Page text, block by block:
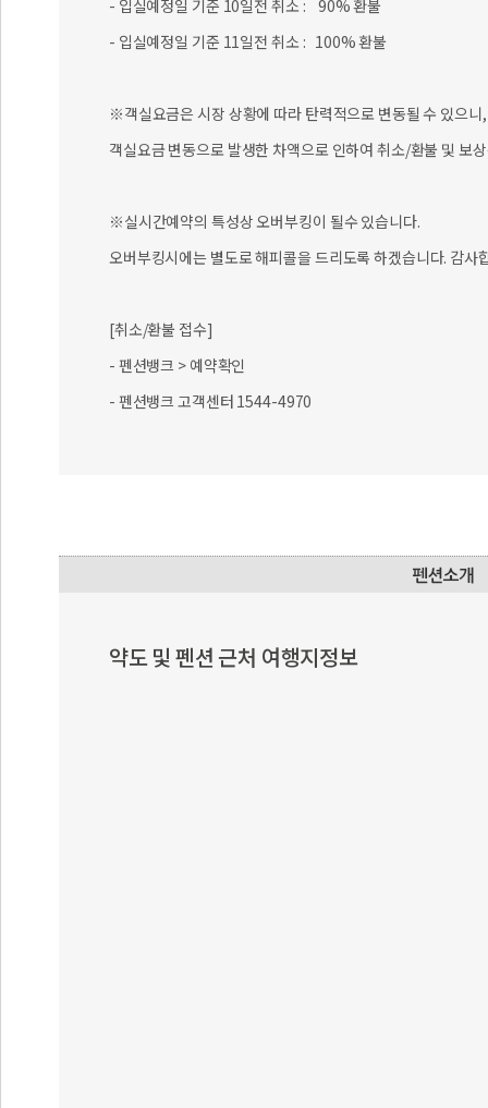
- 입실예정일 기준 10일전 취소 : 90% 환불
- 입실예정일 기준 11일전 취소 : 100% 환불
※객실요금은 시장 상황에 따라 탄력적으로 변동될 수 있으
객실요금 변동으로 발생한 차액으로 인하여 취소/환불 및 보
※실시간예약의 특성상 오버부킹이 될수 있습니다.
오버부킹시에는 별도로 해피콜을 드리도록 하겠습니다. 감사
[취소/환불 접수]
- 펜션뱅크 > 예약확인
- 펜션뱅크 고객센터 1544-4970
약도 및 펜션 근처 여행지정보